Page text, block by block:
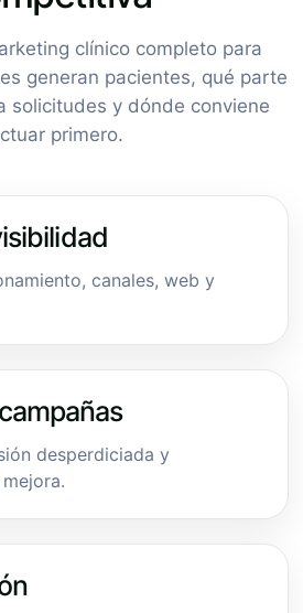
clínico completo para
generan pacientes, qué parte
solicitudes y dónde conviene
primero.
canales, web y
desperdiciada y